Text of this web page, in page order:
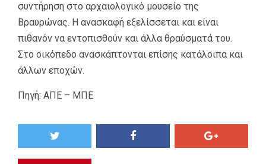
συντήρηση στο αρχαιολογικό μουσείο της
Βραυρώνας. Η ανασκαφή εξελίσσεται και είναι
πιθανόν να εντοπισθούν και άλλα θραύσματά του.
Στο οικόπεδο ανασκάπτονται επίσης κατάλοιπα και
άλλων εποχών.
Πηγή: ΑΠΕ – ΜΠΕ